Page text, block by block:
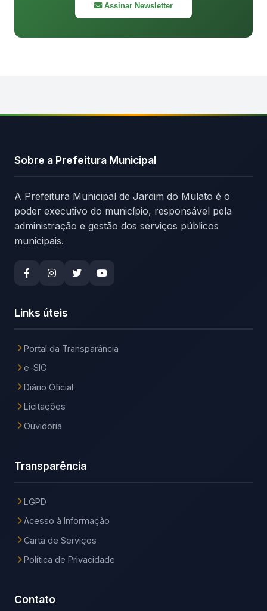
Assinar Newsletter
Sobre a Prefeitura Municipal
A Prefeitura Municipal de Jardim do Mulato é o
poder executivo do município, responsável pela
administração e gestão dos serviços públicos
municipais.
Links úteis
Portal da Transparância
e-SIC
Diário Oficial
Licitações
Ouvidoria
Transparência
LGPD
Acesso à Informação
Carta de Serviços
Política de Privacidade
Contato